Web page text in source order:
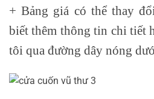
+ Bảng giá có thể thay
biết thêm thông tin chi tiết
tôi qua đường dây nóng